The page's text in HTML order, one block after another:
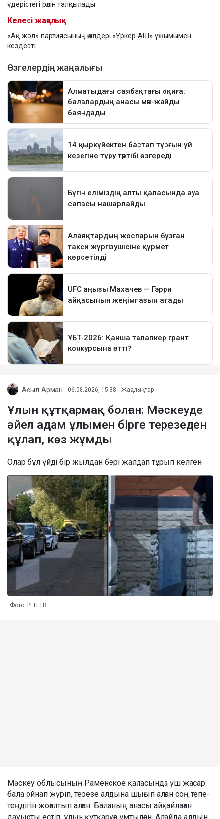
үдерістегі рөлін талқылады
Келесі жаңалық
«Ақ жол» партиясының өкілдері «Үркер-АШ» ұжымымен
кездесті
Асыл Арман 06.08.2026, 15:38 Жаңалықтар
Ұлын құтқармақ болған: Мәскеуде
әйел адам ұлымен бірге терезеден
құлап, көз жұмды
Олар бұл үйді бір жылдан бері жалдап тұрып келген
Фото: РЕН ТВ
Мәскеу облысының Раменское қаласында үш жасар
бала ойнап жүріп, терезе алдына шығып алған соң тепе-
теңдігін жоғалтып алған. Баланың анасы айқайлаған
дауысты естіп, ұлын құтқаруға ұмтылған. Алайда алдын